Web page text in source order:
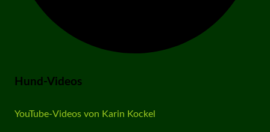
Hund-Videos
YouTube-Videos von Karin Kockel